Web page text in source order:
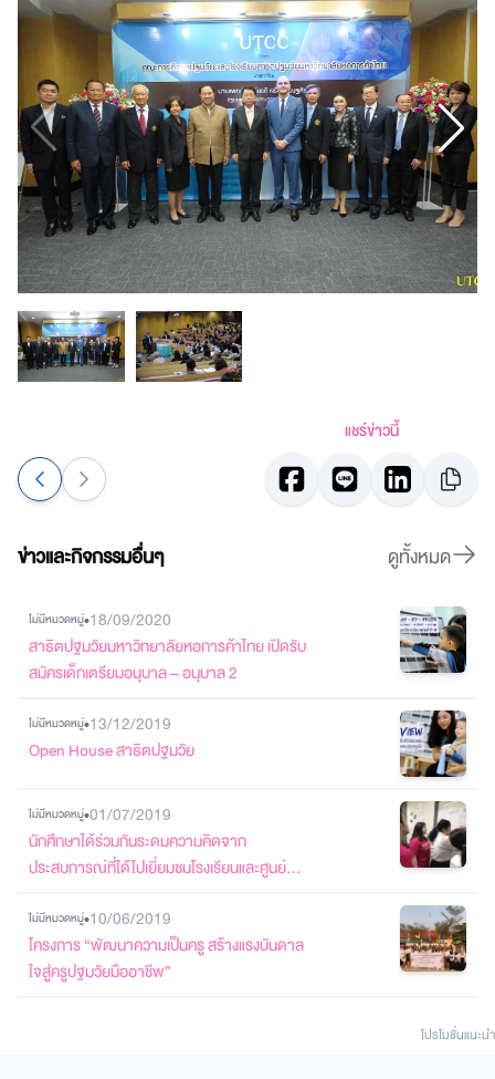
แชร์ข่าวนี้
ข่าวและกิจกรรมอื่นๆ ดูทั้งหมด
ไม่มีหมวดหมู่•18/09/2020
สาธิตปฐมวัยมหาวิทยาลัยหอการค้าไทย เปิดรับ
สมัครเด็กเตรียมอนุบาล – อนุบาล 2
ไม่มีหมวดหมู่•13/12/2019
Open House สาธิตปฐมวัย
ไม่มีหมวดหมู่•01/07/2019
นักศึกษาได้ร่วมกันระดมความคิดจาก
ประสบการณ์ที่ได้ไปเยี่ยมชมโรงเรียนและศูนย์
ไม่มีหมวดหมู่•10/06/2019
โครงการ “พัฒนาความเป็นครู สร้างแรงบันดาล
ใจสู่ครูปฐมวัยมืออาชีพ”
โปรโมชั่นแนะนํา